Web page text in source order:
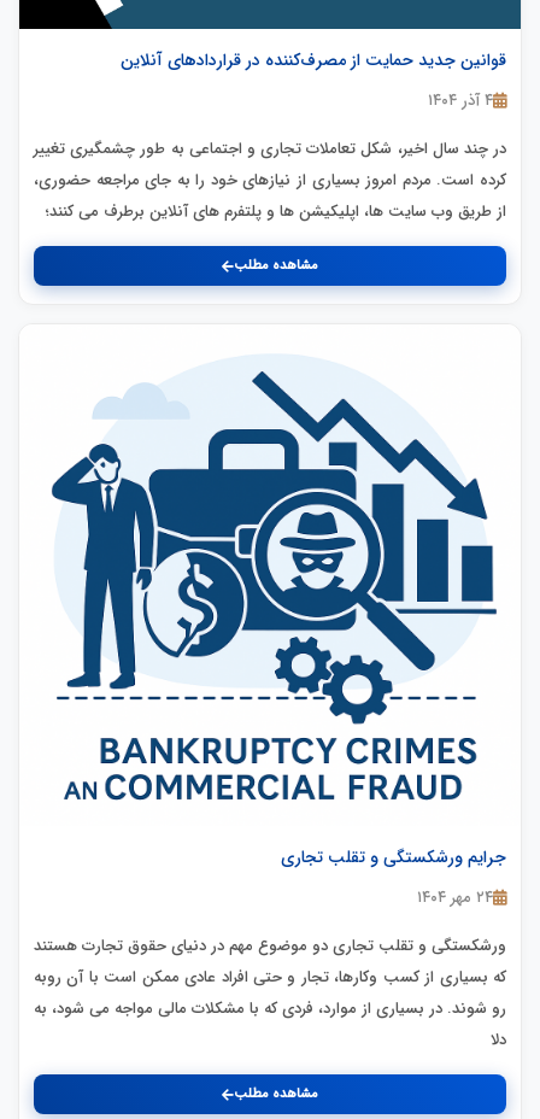
قوانین جدید حمایت از مصرف‌کننده در قراردادهای آنلاین
۴ آذر ۱۴۰۴
در چند سال اخیر، شکل تعاملات تجاری و اجتماعی به طور چشمگیری تغییر
کرده است. مردم امروز بسیاری از نیازهای خود را به جای مراجعه حضوری،
از طریق وب سایت ها، اپلیکیشن ها و پلتفرم های آنلاین برطرف می کنند؛
مشاهده مطلب
جرایم ورشکستگی و تقلب تجاری
۲۴ مهر ۱۴۰۴
ورشکستگی و تقلب تجاری دو موضوع مهم در دنیای حقوق تجارت هستند
که بسیاری از کسب وکارها، تجار و حتی افراد عادی ممکن است با آن روبه
رو شوند. در بسیاری از موارد، فردی که با مشکلات مالی مواجه می شود، به
دلا
مشاهده مطلب